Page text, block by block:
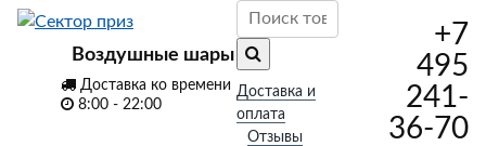
Воздушные шары
Доставка ко времени
8:00 - 22:00
Доставка и
оплата
Отзывы
+7
495
241-
36-70